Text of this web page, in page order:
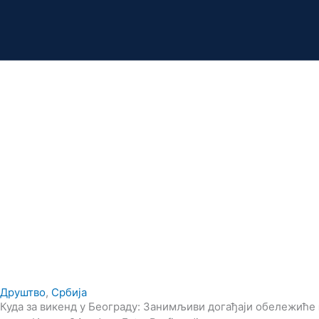
Друштво, Србија
Куда за викенд у Београду: Занимљиви догађаји